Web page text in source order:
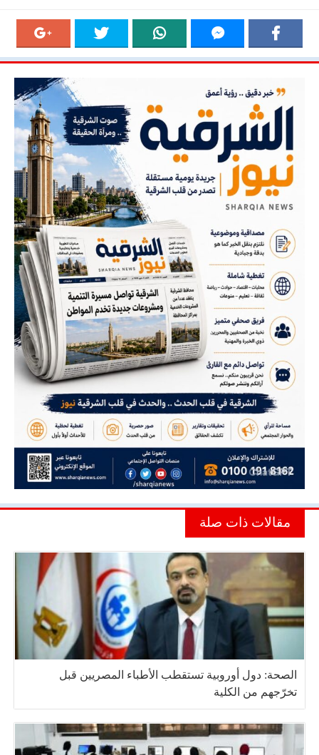
مقالات ذات صلة
الصحة: دول أوروبية تستقطب الأطباء المصريين قبل
تخرّجهم من الكلية